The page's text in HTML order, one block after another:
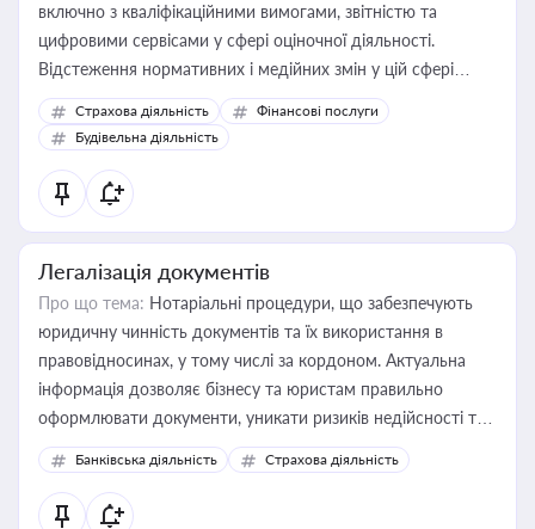
включно з кваліфікаційними вимогами, звітністю та
цифровими сервісами у сфері оціночної діяльності.
Відстеження нормативних і медійних змін у цій сфері
корисне для власника бізнесу, керівника, юриста або
бухгалтера під час оподаткування, приватизації, оренди
державного майна, корпоративних угод і перевірки
статусу суб'єктів оціночної діяльності
Страхова діяльність
Фінансові послуги
Будівельна діяльність
Легалізація документів
Про що тема: Нотаріальні процедури, що забезпечують
юридичну чинність документів та їх використання в
правовідносинах, у тому числі за кордоном. Актуальна
інформація дозволяє бізнесу та юристам правильно
оформлювати документи, уникати ризиків недійсності та
забезпечувати їх належне прийняття органами влади та
контрагентами
Банківська діяльність Страхова діяльність